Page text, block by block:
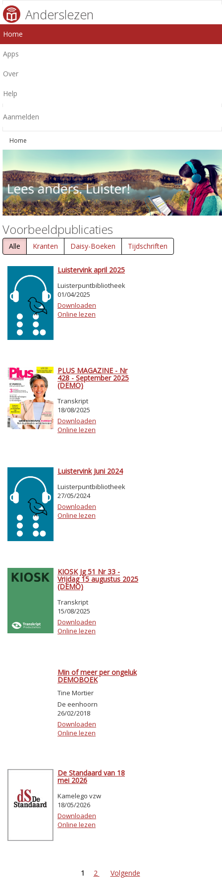
Anderslezen
Home
Apps
Over
Help
Aanmelden
Home
Voorbeeldpublicaties
Alle Kranten Daisy-Boeken Tijdschriften
Luistervink april 2025
Luisterpuntbibliotheek
01/04/2025
Downloaden
Online lezen
PLUS MAGAZINE - Nr
428 - September 2025
(DEMO)
Transkript
18/08/2025
Downloaden
Online lezen
Luistervink Juni 2024
Luisterpuntbibliotheek
27/05/2024
Downloaden
Online lezen
KIOSK Jg 51 Nr 33 -
Vrijdag 15 augustus 2025
(DEMO)
Transkript
15/08/2025
Downloaden
Online lezen
Min of meer per ongeluk
DEMOBOEK
Tine Mortier
De eenhoorn
26/02/2018
Downloaden
Online lezen
De Standaard van 18
mei 2026
Kamelego vzw
18/05/2026
Downloaden
Online lezen
1 2 Volgende